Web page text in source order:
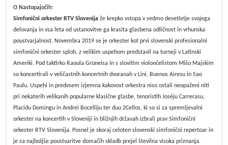
O Nastopajočih:
Simfonični orkester RTV Slovenijaže krepko vstopa v sedmo desetletje svojega
delovanja in vsa leta od ustanovitve ga krasita glasbena odličnost in vrhunska
poustvarjalnost. Novembra 2019 se je orkester kot prvi slovenski profesionalni
simfonični orkester sploh, z velikim uspehom predstavil na turneji v Latinski
Ameriki. Pod taktirko Raoula Grüneisa in s slovitim violončelistom Mišo Majskim
so koncertirali v veličastnih koncertnih dvoranah v Lini, Buenos Airesu in Sao
Paulu. Uspehi in predvsem izjemna kakovost orkestra niso ostali neopaženi niti
pri nekaterih velikanih popularne klasične glasbe, tenoristih Joséju Carrerasu,
Placidu Domingu in Andrei Bocelliju ter duu 2Cellos, ki so si za spremljevalni
orkester na koncertih v Sloveniji in bližnjih državah izbrali prav Simfonični
orkester RTV Slovenija. Posnel je skoraj celoten slovenski simfonični repertoar in
je za najboljše poustvaritve domačih skladb prejel številna visoka priznanja.